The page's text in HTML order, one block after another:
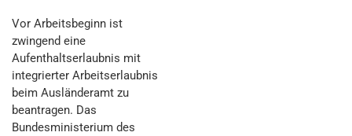
Vor Arbeitsbeginn ist
zwingend eine
Aufenthaltserlaubnis mit
integrierter Arbeitserlaubnis
beim Ausländeramt zu
beantragen. Das
Bundesministerium des